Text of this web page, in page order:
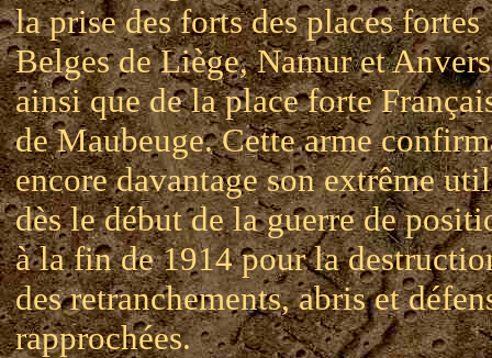
la prise des forts des places fortes
Belges de Liège, Namur et
ainsi que de la place forte
de Maubeuge. Cette arme
encore davantage son extrême
dès le début de la guerre de
à la fin de 1914 pour la
des retranchements, abris et
rapprochées.